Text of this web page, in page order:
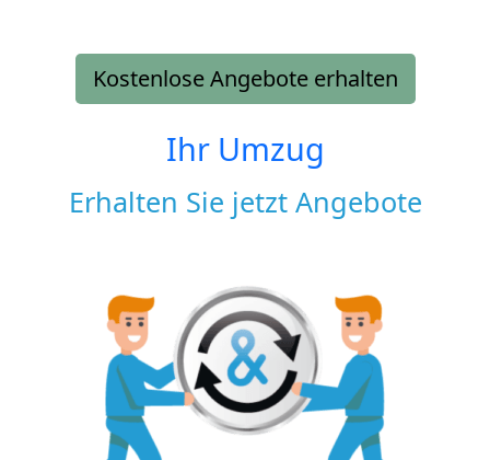
Kostenlose Angebote erhalten
Ihr Umzug
Erhalten Sie jetzt Angebote